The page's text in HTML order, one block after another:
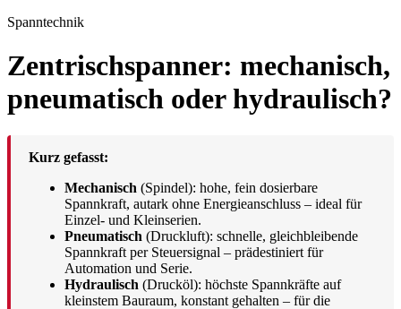
Spanntechnik
Zentrischspanner: mechanisch,
pneumatisch oder hydraulisch?
Kurz gefasst:
Mechanisch (Spindel): hohe, fein dosierbare
Spannkraft, autark ohne Energieanschluss – ideal für
Einzel- und Kleinserien.
Pneumatisch (Druckluft): schnelle, gleichbleibende
Spannkraft per Steuersignal – prädestiniert für
Automation und Serie.
Hydraulisch (Drucköl): höchste Spannkräfte auf
kleinstem Bauraum, konstant gehalten – für die